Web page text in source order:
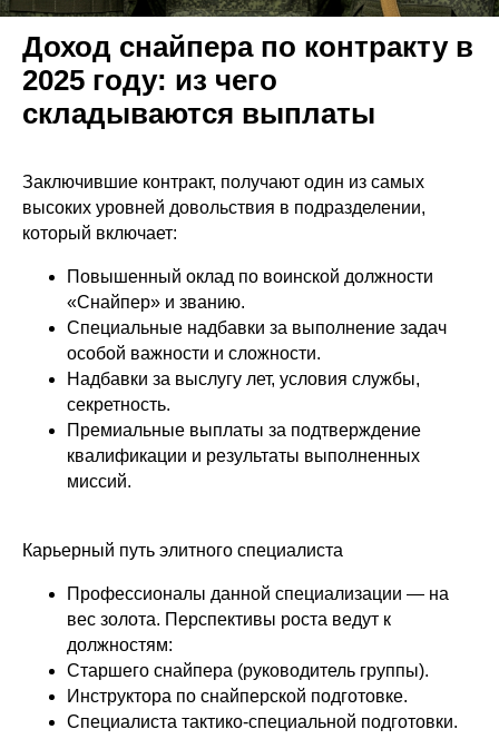
Доход снайпера по контракту в
2025 году: из чего
складываются выплаты
Заключившие контракт, получают один из самых
высоких уровней довольствия в подразделении,
который включает:
Повышенный оклад по воинской должности
«Снайпер» и званию.
Специальные надбавки за выполнение задач
особой важности и сложности.
Надбавки за выслугу лет, условия службы,
секретность.
Премиальные выплаты за подтверждение
квалификации и результаты выполненных
миссий.
Карьерный путь элитного специалиста
Профессионалы данной специализации — на
вес золота. Перспективы роста ведут к
должностям:
Старшего снайпера (руководитель группы).
Инструктора по снайперской подготовке.
Специалиста тактико-специальной подготовки.